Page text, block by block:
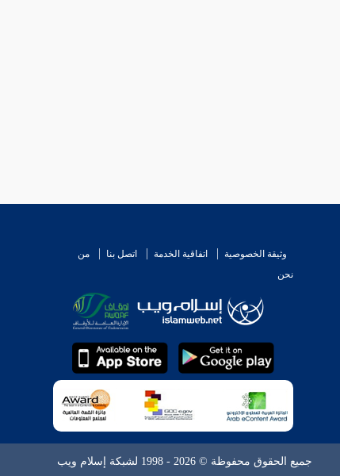
وثيقة الخصوصية اتفاقية الخدمة اتصل بنا
من
نحن
جميع الحقوق محفوظة © 2026 - 1998 لشبكة إسلام ويب